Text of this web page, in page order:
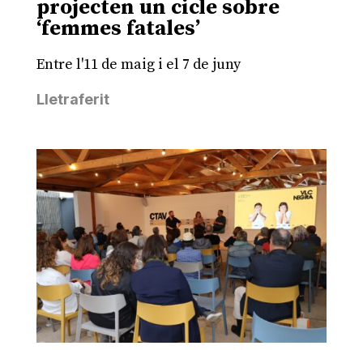
projecten un cicle sobre
‘femmes fatales’
Entre l'11 de maig i el 7 de juny
Lletraferit